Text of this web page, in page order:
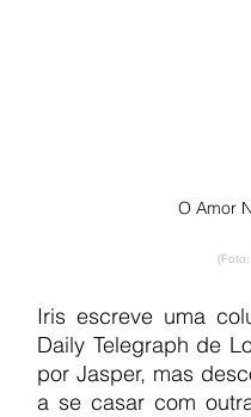
O Amor
Iris escreve uma
Daily Telegraph de
por Jasper, mas
a se casar com